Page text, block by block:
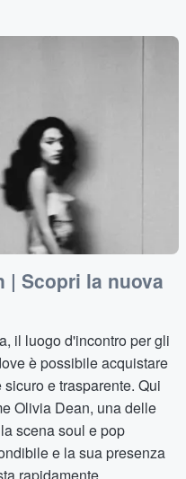
| Scopri la nuova
il luogo d'incontro per gli
è possibile acquistare
e trasparente. Qui
Olivia Dean, una delle
scena soul e pop
e la sua presenza
rapidamente